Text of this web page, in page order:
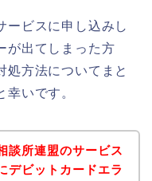
ービスに申し込みし
が出てしまった方
処方法についてまと
いです。
談所連盟のサービス
デビットカードエラ